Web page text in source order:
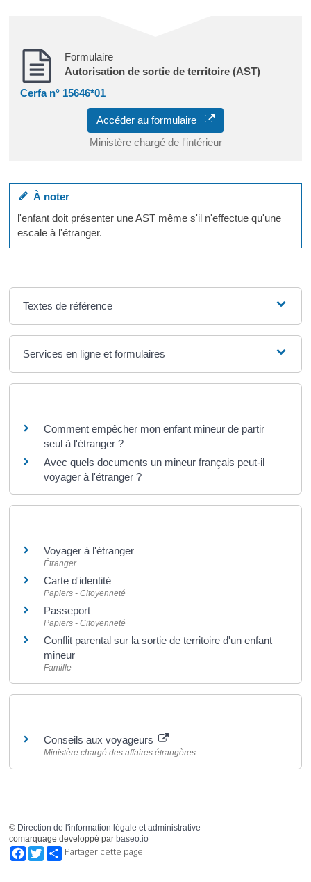
Formulaire
Autorisation de sortie de territoire (AST)
Cerfa n° 15646*01
Accéder au formulaire
Ministère chargé de l'intérieur
À noter
l'enfant doit présenter une AST même s'il n'effectue qu'une
escale à l'étranger.
Textes de référence
Services en ligne et formulaires
Comment empêcher mon enfant mineur de partir
seul à l'étranger ?
Avec quels documents un mineur français peut-il
voyager à l'étranger ?
Voyager à l'étranger
Étranger
Carte d'identité
Papiers - Citoyenneté
Passeport
Papiers - Citoyenneté
Conflit parental sur la sortie de territoire d'un enfant
mineur
Famille
Conseils aux voyageurs
Ministère chargé des affaires étrangères
© Direction de l'information légale et administrative
comarquage developpé par baseo.io
Facebook
TwitterPartager cette page